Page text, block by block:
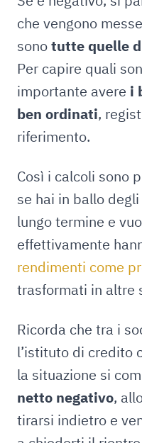
che vengono
sonotutte quelle
Per capire quali
importante avere i
ben ordinati,
riferimento.
Così i calcoli sono
se hai in ballo degli
lungo termine e
effettivamente
rendimenti come
trasformati in altre
Ricorda che tra i
l’istituto di credito
la situazione si
netto negativo,
tirarsi indietro e